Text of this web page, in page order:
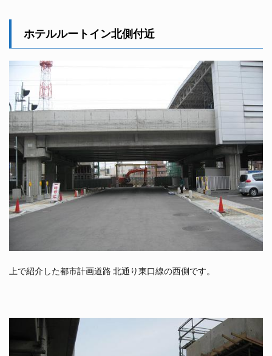
ホテルルートイン北側付近
上で紹介した都市計画道路 北通り東口線の西側です。